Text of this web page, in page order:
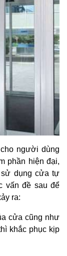
người dùng
phần hiện đại,
sử dụng cửa tự
vấn đề sau để
ra:
cửa cũng như
khắc phục kịp